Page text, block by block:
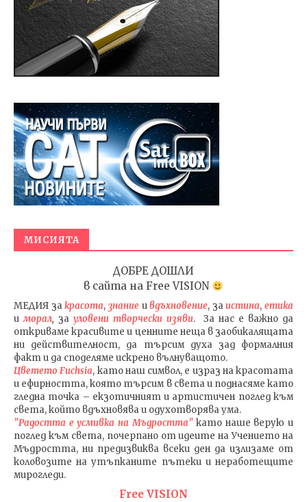
МИСИЯТА
ДОБРЕ ДОШЛИ
в сайта на Free VISION
МЕДИЯ закрасота, знаниеивдъхновение, заистина, етика
иморал, за уловени творчески изяви. За нас е важно да
откриваме красивите и ценните неща в заобикалящата
ни действителност, да търсим духа зад формалния
факт и да споделяме искрено вълнуващото.
Цветето Fuchsia, като наш символ, е израз на красотата
и ефирността, която търсим в света и поднасяме като
гледна точка – екзотичният и артистичен поглед към
света, който вдъхновява и одухотворява ума.
"Радостта е усмивка на Мъдростта"като наше верую и
поглед към света, почерпано от идеите на Учението на
Мъдростта, ни предизвиква всеки ден да излизаме от
коловозите на утъпканите пътеки и неработещите
мирогледи.
Free VISION